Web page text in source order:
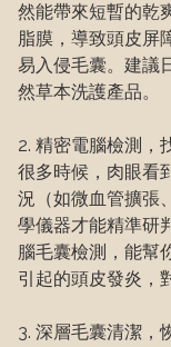
然能帶來短暫的乾
脂膜，導致頭皮屏
易入侵毛囊。建議
然草本洗護產品。
2. 精密電腦檢測，
很多時候，肉眼看
況（如微血管擴張
學儀器才能精準研
腦毛囊檢測，能幫
引起的頭皮發炎，
3. 深層毛囊清潔，